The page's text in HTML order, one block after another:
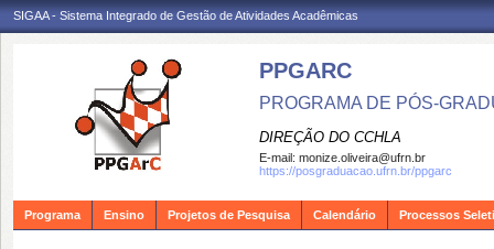
SIGAA - Sistema Integrado de Gestão de Atividades Acadêmicas
PPGARC
PROGRAMA DE PÓS-
DIREÇÃO DO CCHLA
E-mail: monize.oliveira@ufrn.br
https://posgraduacao.ufrn.br/ppgarc
Programa Ensino Projetos de Pesquisa Calendário Processos